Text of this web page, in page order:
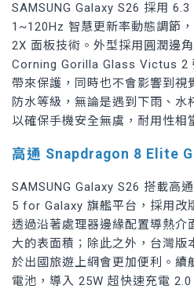
SAMSUNG Galaxy S26 採用
1~120Hz 智慧更新率動態調節
2X 面板技術。外型採用圓潤邊
Corning Gorilla Glass Victus 2
帶來保護，同時也不會影響到視
防水等級，無論是遇到下雨、水
以確保手機安全無虞，耐用性相
高通 Snapdragon 8 Elite
SAMSUNG Galaxy S26 搭載高
5 for Galaxy 旗艦平台，採用改
透過沿著處理器邊緣配置導熱介
大的表面積；除此之外，台灣版
於出國旅遊上網會更加便利。續
電池，導入 25W 超快速充電